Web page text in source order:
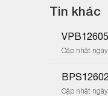
Tin khác
Cập nhật
Cập nhật